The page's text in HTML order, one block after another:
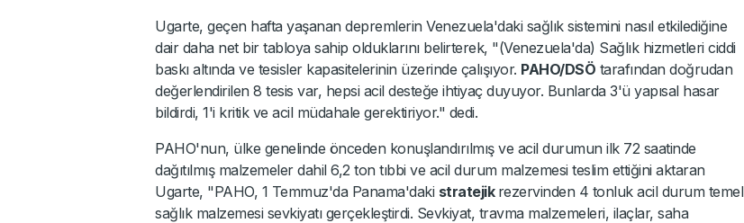
Ugarte, geçen hafta yaşanan depremlerin Venezuela'daki sağlık sistemini nasıl etkilediğine
dair daha net bir tabloya sahip olduklarını belirterek, "(Venezuela'da) Sağlık hizmetleri ciddi
baskı altında ve tesisler kapasitelerinin üzerinde çalışıyor. PAHO/DSÖ tarafından doğrudan
değerlendirilen 8 tesis var, hepsi acil desteğe ihtiyaç duyuyor. Bunlarda 3'ü yapısal hasar
bildirdi, 1'i kritik ve acil müdahale gerektiriyor." dedi.
PAHO'nun, ülke genelinde önceden konuşlandırılmış ve acil durumun ilk 72 saatinde
dağıtılmış malzemeler dahil 6,2 ton tıbbi ve acil durum malzemesi teslim ettiğini aktaran
Ugarte, "PAHO, 1 Temmuz'da Panama'daki stratejik rezervinden 4 tonluk acil durum temel
sağlık malzemesi sevkiyatı gerçekleştirdi. Sevkiyat, travma malzemeleri, ilaçlar, saha